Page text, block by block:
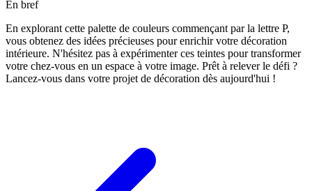
En bref
En explorant cette palette de couleurs commençant par la lettre P,
vous obtenez des idées précieuses pour enrichir votre décoration
intérieure. N'hésitez pas à expérimenter ces teintes pour transformer
votre chez-vous en un espace à votre image. Prêt à relever le défi ?
Lancez-vous dans votre projet de décoration dès aujourd'hui !